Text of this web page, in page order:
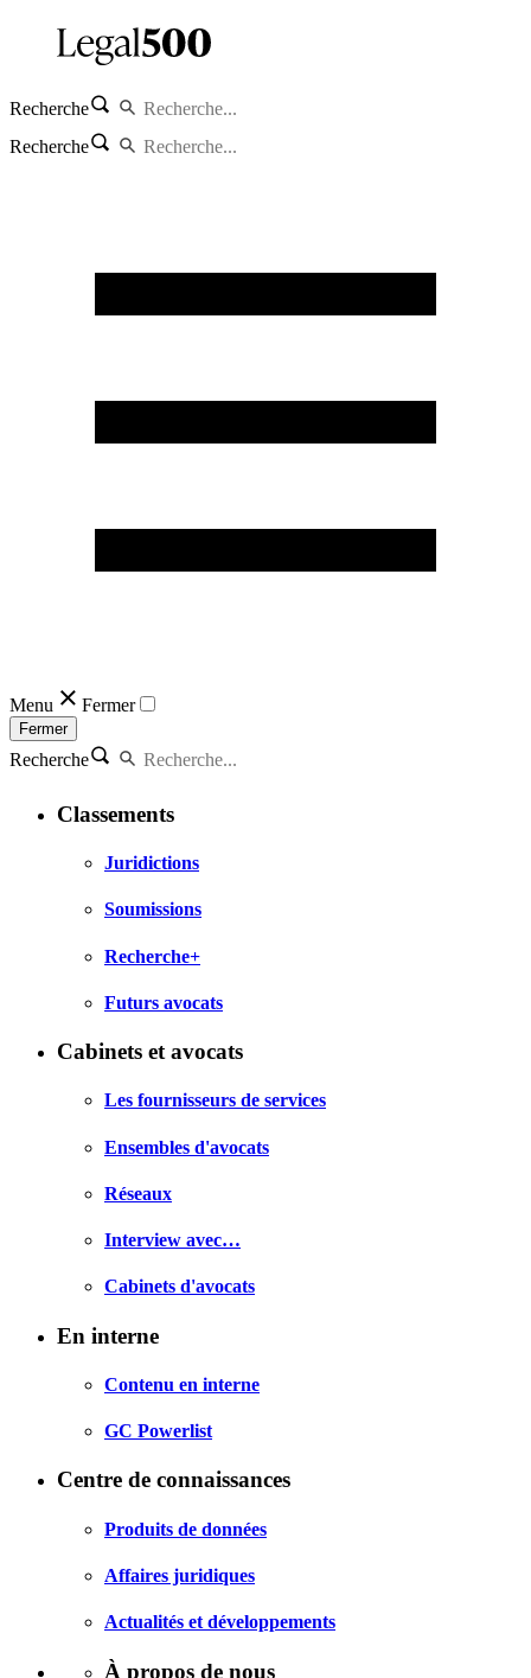
Recherche
Recherche
Menu Fermer
Fermer
Recherche
Classements
Juridictions
Soumissions
Recherche+
Futurs avocats
Cabinets et avocats
Les fournisseurs de services
Ensembles d'avocats
Réseaux
Interview avec…
Cabinets d'avocats
En interne
Contenu en interne
GC Powerlist
Centre de connaissances
Produits de données
Affaires juridiques
Actualités et développements
À propos de nous